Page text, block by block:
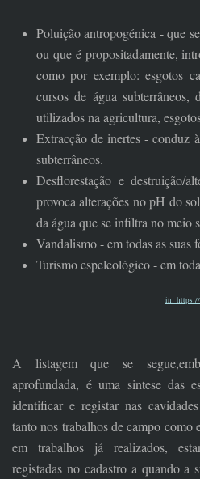
Poluição antropogénica - que
ou que é propositadamente,
como por exemplo: esgotos
cursos de água subterrâneos,
utilizados na agricultura,
Extracção de inertes - conduz
subterrâneos.
Desflorestação e destruição/
provoca alterações no pH do
da água que se infiltra no meio
Vandalismo - em todas as suas
Turismo espeleológico - em
in: https://
A listagem que se
aprofundada, é uma sintese das
identificar e registar nas
tanto nos trabalhos de campo como
em trabalhos já realizados,
registadas no cadastro a quando a